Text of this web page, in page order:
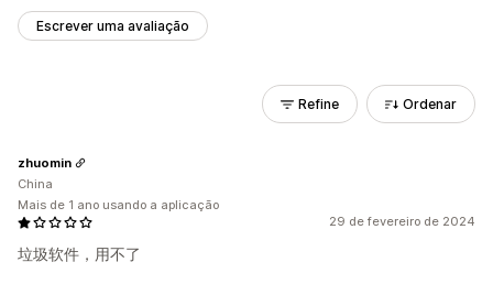
Escrever uma avaliação
Refine Ordenar
29 de fevereiro de 2024
垃圾软件，用不了
zhuomin
China
Mais de 1 ano usando a aplicação